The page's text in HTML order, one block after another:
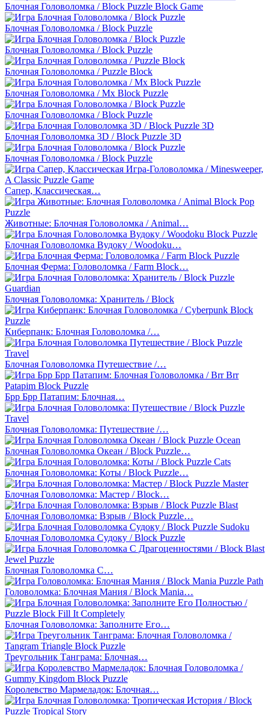
Блочная Головоломка / Block Puzzle Block Game
Блочная Головоломка / Block Puzzle
Блочная Головоломка / Block Puzzle
Блочная Головоломка / Puzzle Block
Блочная Головоломка / Mx Block Puzzle
Блочная Головоломка / Block Puzzle
Блочная Головоломка 3D / Block Puzzle 3D
Блочная Головоломка / Block Puzzle
Сапер, Классическая…
Животные: Блочная Головоломка / Animal…
Блочная Головоломка Вудоку / Woodoku…
Блочная Ферма: Головоломка / Farm Block…
Блочная Головоломка: Хранитель / Block
Киберпанк: Блочная Головоломка /…
Блочная Головоломка Путешествие /…
Брр Брр Патапим: Блочная…
Блочная Головоломка: Путешествие /…
Блочная Головоломка Океан / Block Puzzle…
Блочная Головоломка: Коты / Block Puzzle…
Блочная Головоломка: Мастер / Block…
Блочная Головоломка: Взрыв / Block Puzzle…
Блочная Головоломка Судоку / Block Puzzle
Блочная Головоломка С…
Головоломка: Блочная Мания / Block Mania…
Блочная Головоломка: Заполните Его…
Треугольник Танграма: Блочная…
Королевство Мармеладок: Блочная…